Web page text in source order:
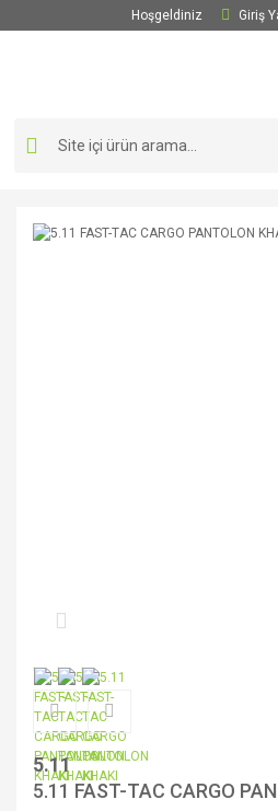
Hoşgeldiniz Giriş
5.11
5.11 FAST-TAC CARGO